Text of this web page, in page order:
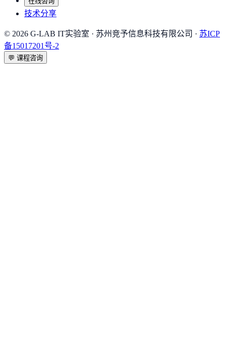
技术分享
© 2026 G-LAB IT实验室 · 苏州竞予信息科技有限公司 · 苏ICP
备15017201号-2
💬 课程咨询